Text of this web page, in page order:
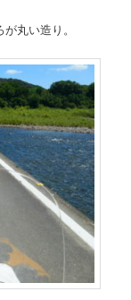
丸い造り。